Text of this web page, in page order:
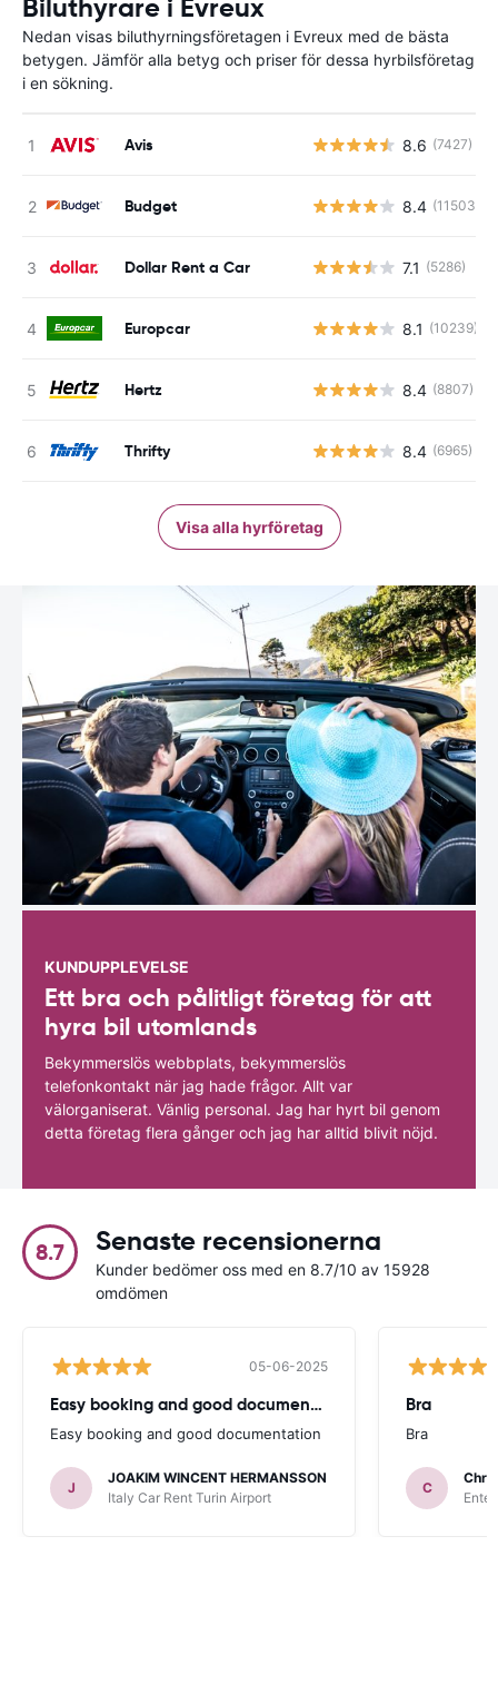
Biluthyrare i Evreux
Nedan visas biluthyrningsföretagen i Evreux med de bästa
betygen. Jämför alla betyg och priser för dessa hyrbilsföretag
i en sökning.
Avis 8.6 (7427)
Budget 8.4 (11503)
Dollar Rent a Car 7.1 (5286)
Europcar 8.1 (10239)
Hertz 8.4 (8807)
Thrifty 8.4 (6965)
Visa alla hyrföretag
KUNDUPPLEVELSE
Ett bra och pålitligt företag för att
hyra bil utomlands
Bekymmerslös webbplats, bekymmerslös
telefonkontakt när jag hade frågor. Allt var
välorganiserat. Vänlig personal. Jag har hyrt bil genom
detta företag flera gånger och jag har alltid blivit nöjd.
8.7 Senaste recensionerna
Kunder bedömer oss med en 8.7/10 av 15928
omdömen
05-06-2025
Easy booking and good documentation
Easy booking and good documentation
J
JOAKIM WINCENT HERMANSSON
Italy Car Rent Turin Airport
Bra
Bra
C